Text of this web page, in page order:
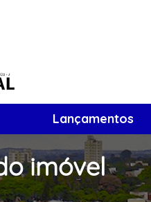
Lançamentos
imóvel